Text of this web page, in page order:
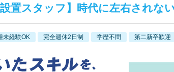
設置スタッフ】時代に左右されな
未経験OK 完全週休2日制 学歴不問 第二新卒歓迎